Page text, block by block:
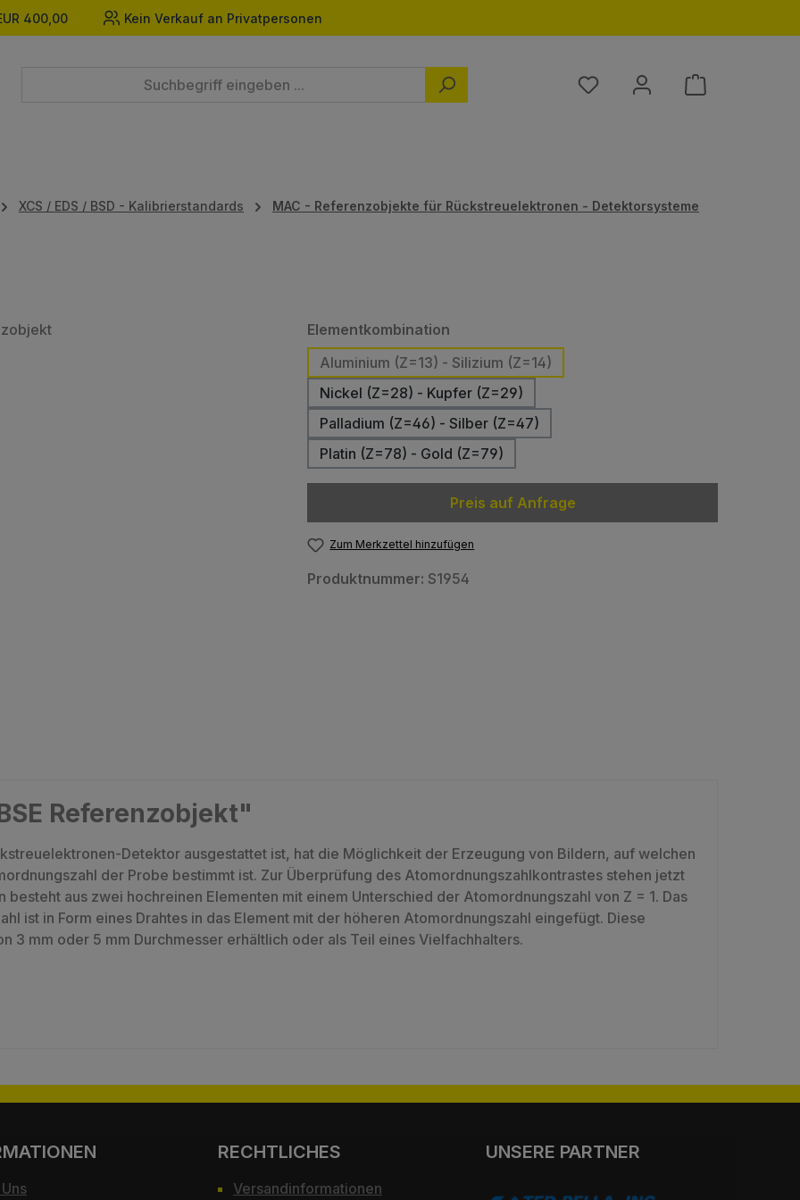
400,00 Kein Verkauf an Privatpersonen
Du hast 0 Produkte auf dem
XCS / EDS / BSD - Kalibrierstandards MAC - Referenzobjekte für Rückstreuelektronen - Detektorsysteme
Elementkombination
Aluminium (Z=13) - Silizium (Z=14)
Nickel (Z=28) - Kupfer (Z=29)
Palladium (Z=46) - Silber (Z=47)
Platin (Z=78) - Gold (Z=79)
Preis auf Anfrage
Zum Merkzettel hinzufügen
Produktnummer: S1954
Referenzobjekt"
Detektor ausgestattet ist, hat die Möglichkeit der Erzeugung von Bildern, auf welchen
der Probe bestimmt ist. Zur Überprüfung des Atomordnungszahlkontrastes stehen jetzt
aus zwei hochreinen Elementen mit einem Unterschied der Atomordnungszahl von Z = 1. Das
ist in Form eines Drahtes in das Element mit der höheren Atomordnungszahl eingefügt. Diese
3 mm oder 5 mm Durchmesser erhältlich oder als Teil eines Vielfachhalters.
RECHTLICHES
Versandinformationen
UNSERE PARTNER